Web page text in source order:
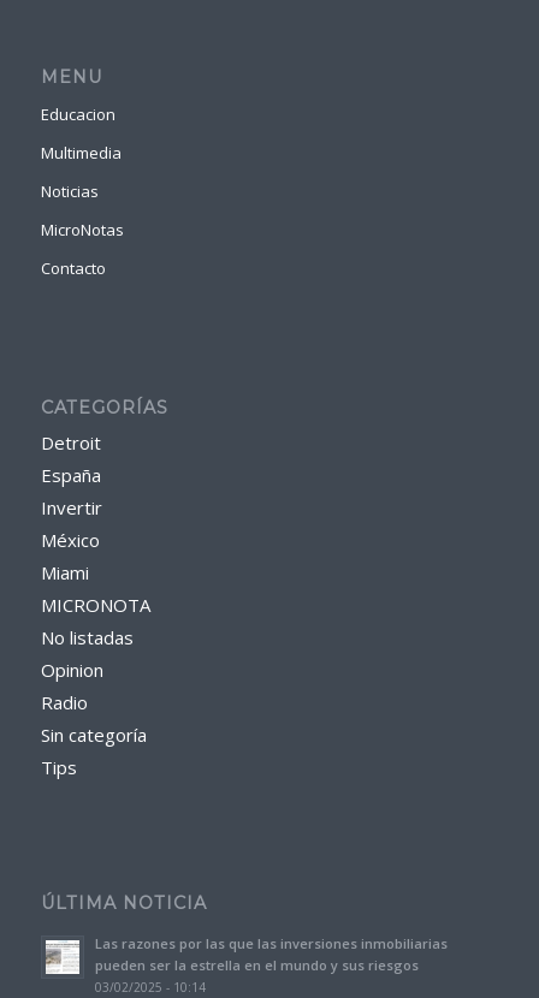
MENU
Educacion
Multimedia
Noticias
MicroNotas
Contacto
CATEGORÍAS
Detroit
España
Invertir
México
Miami
MICRONOTA
No listadas
Opinion
Radio
Sin categoría
Tips
ÚLTIMA NOTICIA
Las razones por las que las inversiones inmobiliarias
pueden ser la estrella en el mundo y sus riesgos
03/02/2025 - 10:14